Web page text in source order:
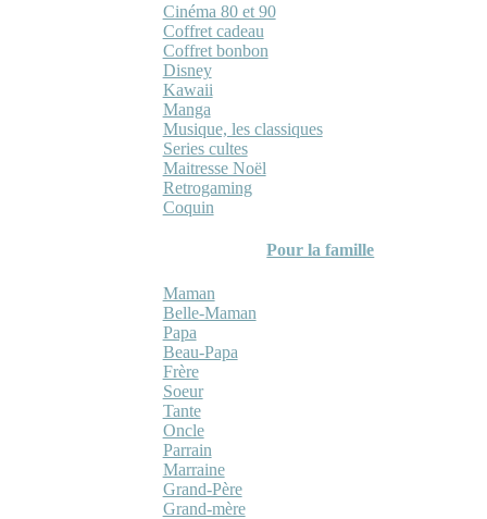
Cinéma 80 et 90
Coffret cadeau
Coffret bonbon
Disney
Kawaii
Manga
Musique, les classiques
Series cultes
Maitresse Noël
Retrogaming
Coquin
Pour la famille
Maman
Belle-Maman
Papa
Beau-Papa
Frère
Soeur
Tante
Oncle
Parrain
Marraine
Grand-Père
Grand-mère